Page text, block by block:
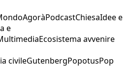
AgoràPodcastChiesaIdee e
e
Ecosistema avvenire
civileGutenbergPopotusPop